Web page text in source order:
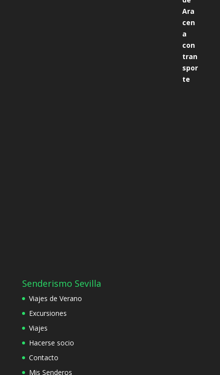
Senderismo Sevilla
Viajes de Verano
Excursiones
Viajes
Hacerse socio
Contacto
Mis Senderos